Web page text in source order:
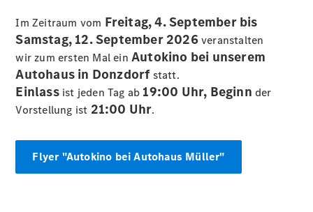
Startseite
Ansprechpartner
vereinbaren
Servicetermin
Im Zeitraum vom Freitag, 4. September bis
Samstag, 12. September 2026veranstalten
wir zum ersten Mal einAutokino bei unserem
Autohaus in Donzdorf statt.
Einlass ist jeden Tag ab 19:00 Uhr, Beginn der
Vorstellung ist 21:00 Uhr.
Flyer "Autokino bei Autohaus Müller"